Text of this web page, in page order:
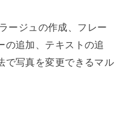
ージュの作成、フレー
の追加、テキストの追
で写真を変更できるマル